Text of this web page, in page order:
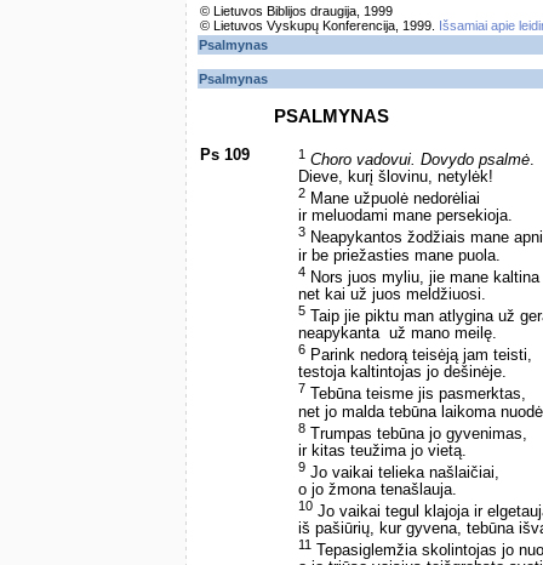
© Lietuvos Biblijos draugija, 1999
© Lietuvos Vyskupų Konferencija, 1999.
Išsamiai apie
Psalmynas
Psalmynas
PSALMYNAS
Ps 109 1 Choro vadovui. Dovydo psalmė.
Dieve, kurį šlovinu, netylėk!
2 Mane užpuolė nedorėliai
ir meluodami mane persekioja.
3 Neapykantos žodžiais mane
ir be priežasties mane puola.
4 Nors juos myliu, jie mane kaltina
net kai už juos meldžiuosi.
5 Taip jie piktu man atlygina už
neapykanta ­ už mano meilę.
6 Parink nedorą teisėją jam teisti,
testoja kaltintojas jo dešinėje.
7 Tebūna teisme jis pasmerktas,
net jo malda tebūna laikoma
8 Trumpas tebūna jo gyvenimas,
ir kitas teužima jo vietą.
9 Jo vaikai telieka našlaičiai,
o jo žmona tenašlauja.
10 Jo vaikai tegul klajoja ir
iš pašiūrių, kur gyvena, tebūna
11
Tepasiglemžia skolintojas jo